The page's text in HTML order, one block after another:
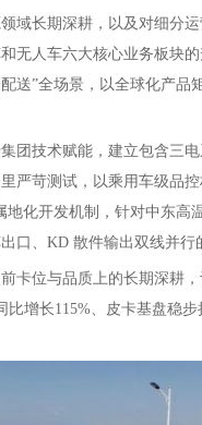
域长期深耕，以及对细分
无人车六大核心业务板块
”全场景，以全球化产品
团技术赋能，建立包含三
严苛测试，以乘用车级品
地化开发机制，针对中东
口、KD 散件输出双线并行
卡位与品质上的长期深耕
比增长115%、皮卡基盘稳